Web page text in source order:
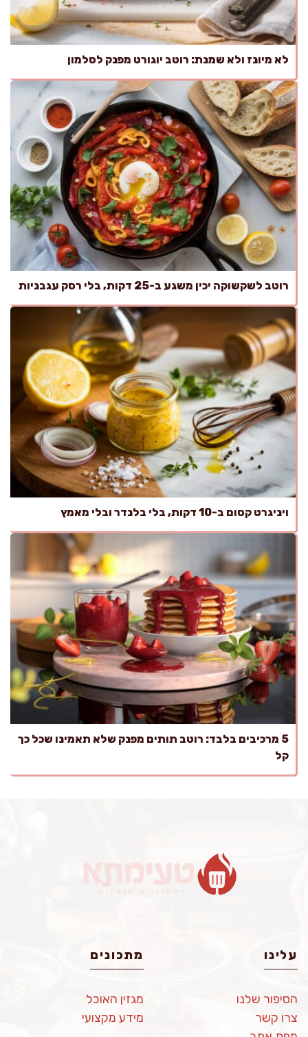
לא מיונז ולא שמנת: רוטב יוגורט מפנק לסלמון
רוטב לשקשוקה יכין משגע ב-25 דקות, בלי רסק עגבניות
ויניגרט קסום ב-10 דקות, בלי בלנדר ובלי מאמץ
5 מרכיבים בלבד: רוטב תותים מפנק שלא תאמינו שכל כך
קל
עלינו
הסיפור שלנו
צרו קשר
מתכונים
מגזין האוכל
מידע מקצועי